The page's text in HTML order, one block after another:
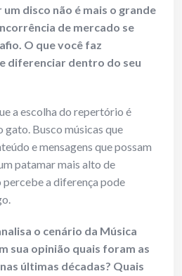
disco não é mais o grande
de mercado se
O que você faz
diferenciar dentro do seu
a escolha do repertório é
Busco músicas que
e mensagens que possam
patamar mais alto de
a diferença pode
o cenário da Música
sua opinião quais foram as
últimas décadas? Quais